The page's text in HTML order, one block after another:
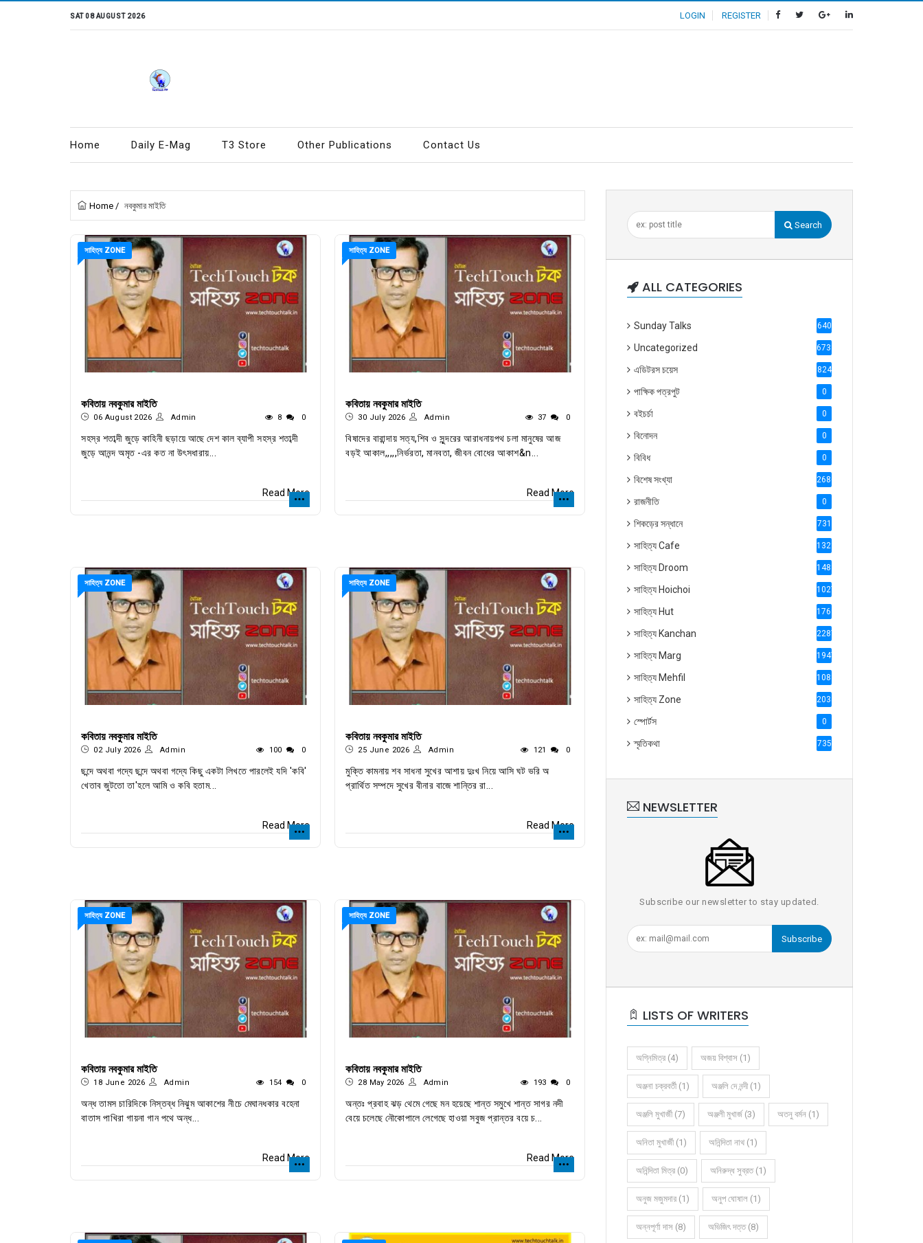
SAT 08 AUGUST 2026 LOGIN REGISTER
Home Daily E-Mag T3 Store Other Publications Contact Us
Home / নবকুমার মাইতি
সাহিত্য ZONE
কবিতায় নবকুমার মাইতি
06 August 2026 Admin 8 0
সহস্র শতাব্দী জুড়ে কাহিনী ছড়ায়ে আছে দেশ কাল ব্যাপী সহস্র শতাব্দী
জুড়ে আনন্দ অমৃত -এর কত না উৎসধারায়...
Read More
সাহিত্য ZONE
কবিতায় নবকুমার মাইতি
30 July 2026 Admin 37 0
বিষাদের বারান্দায় সত্য,শিব ও সুন্দরের আরাধনায়পথ চলা মানুষের আজ
বড়ই আকাল,,,,,নির্ভরতা, মানবতা, জীবন বোধের আকাশ&n...
Read More
সাহিত্য ZONE
কবিতায় নবকুমার মাইতি
02 July 2026 Admin 100 0
ছন্দে অথবা গদ্যে ছন্দে অথবা গদ্যে কিছু একটা লিখতে পারলেই যদি 'কবি'
খেতাব জুটতো তা'হলে আমি ও কবি হতাম...
Read More
সাহিত্য ZONE
কবিতায় নবকুমার মাইতি
25 June 2026 Admin 121 0
মুক্তি কামনায় শব সাধনা সুখের আশায় দুঃখ নিয়ে আসি ঘট ভরি অ
প্রার্থিত সম্পদে সুখের বীনার বাজে শান্তির রা...
Read More
সাহিত্য ZONE
কবিতায় নবকুমার মাইতি
18 June 2026 Admin 154 0
অন্ধ তামস চারিদিকে নিস্তব্ধ নিঝুম আকাশের নীচে মেঘানধকার বহেনা
বাতাস পাখিরা গায়না গান পথে অন্ধ...
Read More
সাহিত্য ZONE
কবিতায় নবকুমার মাইতি
28 May 2026 Admin 193 0
অন্তঃ প্রবাহ ঝড় থেমে গেছে মন হয়েছে শান্ত সমুখে শান্ত সাগর নদী
বেয়ে চলেছে নৌকোপালে লেগেছে হাওয়া সবুজ প্রান্তর বয়ে চ...
Read More
Search
ALL CATEGORIES
Sunday Talks 640
Uncategorized 6738
এডিটরস চয়েস 824
পাক্ষিক পত্রপুট 0
বইচর্চা 0
বিনোদন 0
বিবিধ 0
বিশেষ সংখ্যা 2686
রাজনীতি 0
শিকড়ের সন্ধানে 731
সাহিত্য Cafe 1321
সাহিত্য Droom 1488
সাহিত্য Hoichoi 1027
সাহিত্য Hut 1769
সাহিত্য Kanchan 2287
সাহিত্য Marg 1947
সাহিত্য Mehfil 1088
সাহিত্য Zone 2035
স্পোর্টস 0
স্মৃতিকথা 735
NEWSLETTER
Subscribe our newsletter to stay updated.
Subscribe
LISTS OF WRITERS
অগ্নিমিত্র (4) অজয় বিশ্বাস (1)
অঞ্জনা চক্রবর্তী (1) অঞ্জলি দে নন্দী (1)
অঞ্জলি মুখার্জী (7) অঞ্জলী মুখার্জ (3) অতনু বর্মন (1)
অনিতা মুখার্জী (1) অনিন্দিতা নাথ (1)
অনিন্দিতা মিত্র (0) অনিরুদ্ধ সুব্রত (1)
অনুজ মজুমদার (1) অনুপ ঘোষাল (1)
অন্নপূর্ণা দাস (8) অভিজিৎ দত্ত (8)